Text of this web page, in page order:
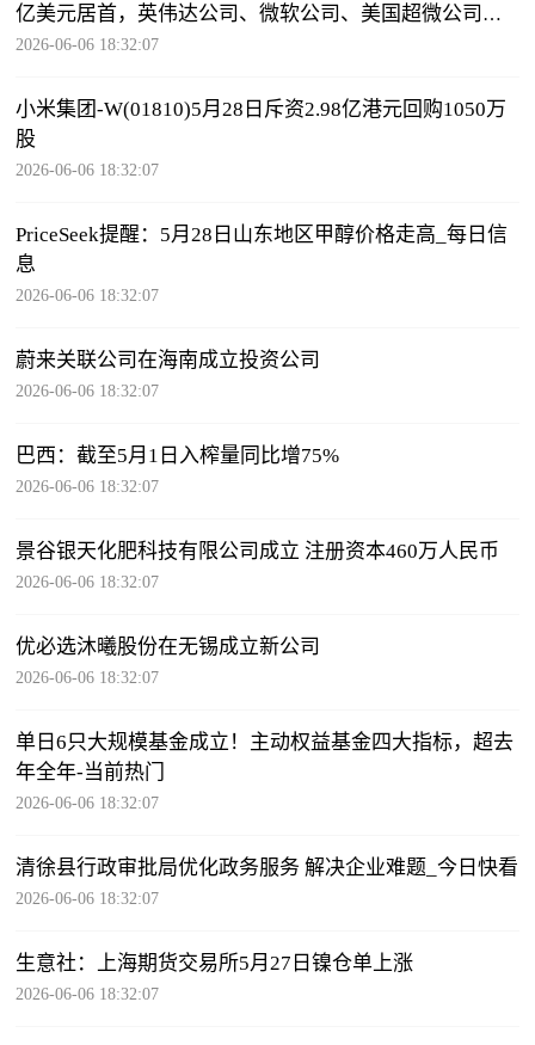
亿美元居首，英伟达公司、微软公司、美国超微公司紧
随其后
2026-06-06 18:32:07
小米集团-W(01810)5月28日斥资2.98亿港元回购1050万
股
2026-06-06 18:32:07
PriceSeek提醒：5月28日山东地区甲醇价格走高_每日信
息
2026-06-06 18:32:07
蔚来关联公司在海南成立投资公司
2026-06-06 18:32:07
巴西：截至5月1日入榨量同比增75%
2026-06-06 18:32:07
景谷银天化肥科技有限公司成立 注册资本460万人民币
2026-06-06 18:32:07
优必选沐曦股份在无锡成立新公司
2026-06-06 18:32:07
单日6只大规模基金成立！主动权益基金四大指标，超去
年全年-当前热门
2026-06-06 18:32:07
清徐县行政审批局优化政务服务 解决企业难题_今日快看
2026-06-06 18:32:07
生意社：上海期货交易所5月27日镍仓单上涨
2026-06-06 18:32:07